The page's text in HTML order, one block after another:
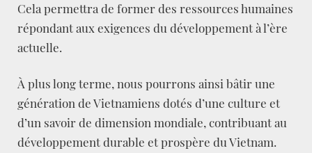
Cela permettra de former des ressources humaines
répondant aux exigences du développement à l’ère
actuelle.
À plus long terme, nous pourrons ainsi bâtir une
génération de Vietnamiens dotés d’une culture et
d’un savoir de dimension mondiale, contribuant au
développement durable et prospère du Vietnam.